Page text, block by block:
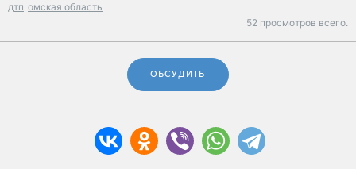
дтп омская область
52 просмотров всего.
ОБСУДИТЬ